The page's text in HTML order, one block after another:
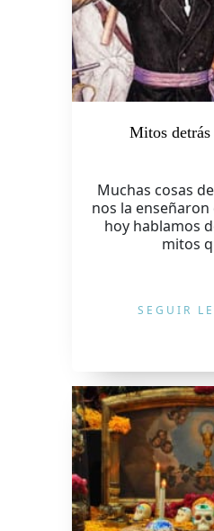
Mitos
Muchas cosas
nos la enseñaron
hoy hablamos
mitos
SEGUIR